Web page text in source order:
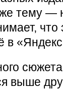
же тему —
в
выше